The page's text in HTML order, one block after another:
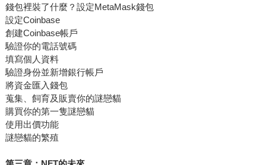
錢包裡裝了什麼？設定MetaMask錢包
設定Coinbase
創建Coinbase帳戶
驗證你的電話號碼
填寫個人資料
驗證身份並新增銀行帳戶
將資金匯入錢包
蒐集、飼育及販賣你的謎戀貓
購買你的第一隻謎戀貓
使用出價功能
謎戀貓的繁殖